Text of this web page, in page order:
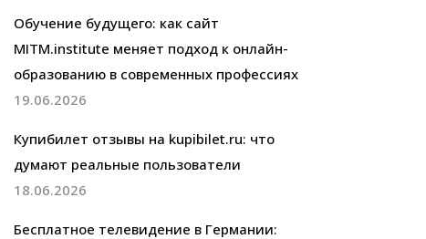
Обучение будущего: как сайт
MITM.institute меняет подход к онлайн-
образованию в современных профессиях
19.06.2026
Купибилет отзывы на kupibilet.ru: что
думают реальные пользователи
18.06.2026
Бесплатное телевидение в Германии: